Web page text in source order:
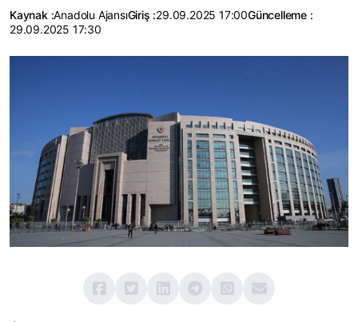
Kaynak :Anadolu AjansıGiriş :29.09.2025 17:00Güncelleme :
29.09.2025 17:30